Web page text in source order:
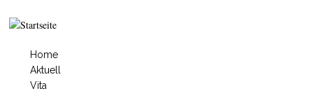
Jump to navigation
Hauptmenü
Home
Aktuell
Vita